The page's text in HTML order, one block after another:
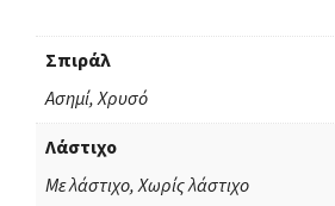
Σπιράλ
Ασημί, Χρυσό
Λάστιχο
Με λάστιχο, Χωρίς λάστιχο